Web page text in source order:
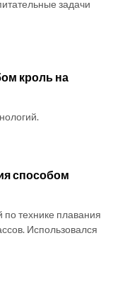
задачи
кроль на
способом
технике плавания
Использовался